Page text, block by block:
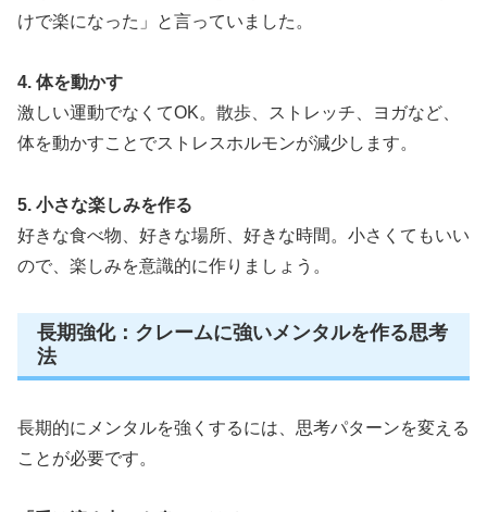
けで楽になった」と言っていました。
4. 体を動かす
激しい運動でなくてOK。散歩、ストレッチ、ヨガなど、
体を動かすことでストレスホルモンが減少します。
5. 小さな楽しみを作る
好きな食べ物、好きな場所、好きな時間。小さくてもいい
ので、楽しみを意識的に作りましょう。
長期強化：クレームに強いメンタルを作る思考
法
長期的にメンタルを強くするには、思考パターンを変える
ことが必要です。